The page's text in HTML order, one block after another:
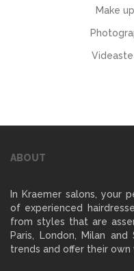
Make
Videaste
ABOUT
In Kraemer salons, your
of experienced
from styles that are
Paris, London, Milan
trends and offer their own